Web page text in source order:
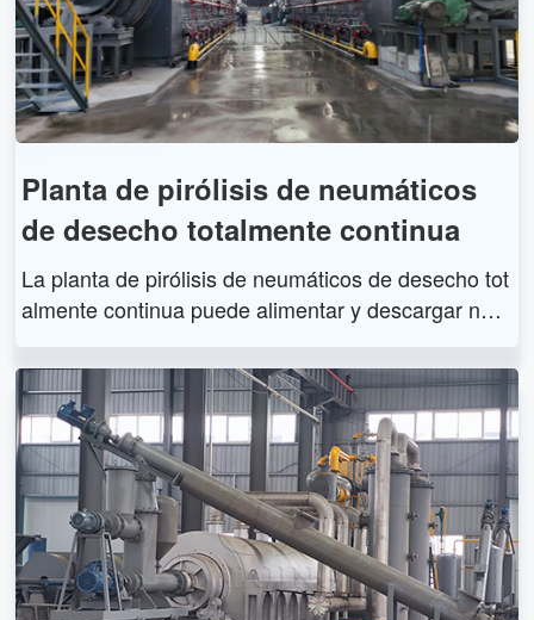
Planta de pirólisis de neumáticos
de desecho totalmente continua
La planta de pirólisis de neumáticos de desecho tot
almente continua puede alimentar y descargar negr
ente durante 24 horas sin parar. En comparación c
on la planta de pirólisis de llantas de desecho de ti
po discontinuo, los trabajadores deben cargar y pro
cesar llantas de desecho, plásticos y otras materia
s primas en lotes, y esperar a que el reactor se enfr
íe y descargue carbono antes de pasar al siguiente
lote.